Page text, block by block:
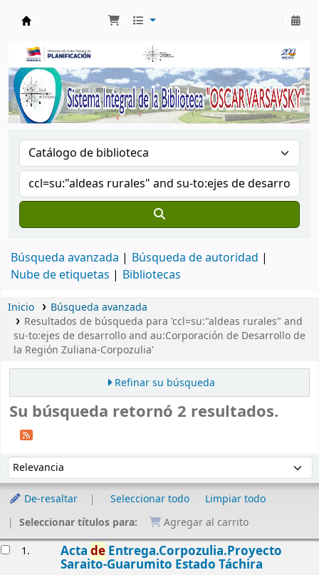
Búsqueda avanzada
Búsqueda de autoridad
Nube de etiquetas
Bibliotecas
Inicio
Búsqueda avanzada
Resultados de búsqueda para 'ccl=su:"aldeas rurales" and
su-to:ejes de desarrollo and au:Corporación de Desarrollo de
la Región Zuliana-Corpozulia'
Refinar su búsqueda
Su búsqueda retornó 2 resultados.
Ordenar por:
De-resaltar Seleccionar todo
Limpiar todo
Seleccionar títulos para:
Agregar al carrito
1. Acta deEntrega.Corpozulia.Proyecto
Saraito-Guarumito Estado Táchira